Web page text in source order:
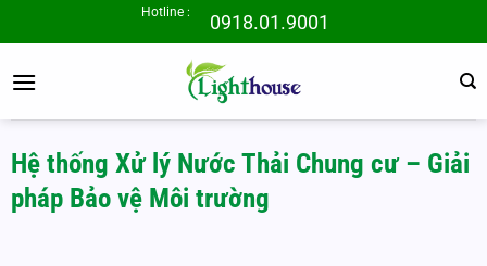
qua
dung
Hotline : 0918.01.9001
Hệ thống Xử lý Nước Thải Chung cư – Giải
pháp Bảo vệ Môi trường